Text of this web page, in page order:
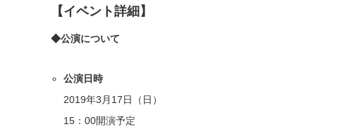
【イベント詳細】
◆公演について
公演日時
2019年3月17日（日）
15：00開演予定